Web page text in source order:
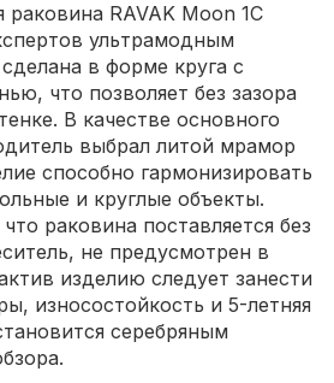
RAVAK Moon 1C
ультрамодным
в форме круга с
что позволяет без зазора
В качестве основного
выбрал литой мрамор
способно гармонизировать
и круглые объекты.
раковина поставляется без
не предусмотрен в
изделию следует занести
износостойкость и 5-летняя
серебряным